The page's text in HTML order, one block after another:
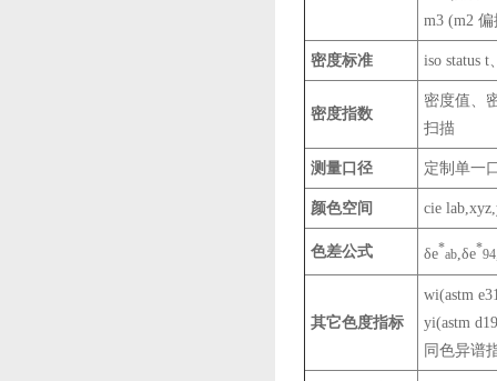
m3 (m2
密度标准 iso status t
密度指数
密度值、
扫描
测量口径 定制单一
颜色空间 cie
色差公式 δe*ab ,δe*94
其它色度指标
wi(astm
yi(astm
同色异谱